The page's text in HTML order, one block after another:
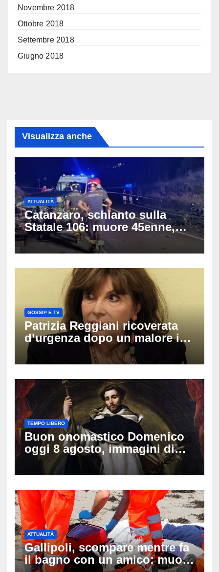
Novembre 2018
Ottobre 2018
Settembre 2018
Giugno 2018
Visualizza anche
ATTUALITÀ
Catanzaro, schianto sulla
Statale 106: muore 45enne,
coinvolti un’auto, un suv e
una moto
GOSSIP E TV
Patrizia Reggiani ricoverata
d’urgenza dopo un malore in
vacanza: come sta oggi l’ex
Lady Gucci
TEMPO LIBERO
Buon onomastico Domenico
oggi 8 agosto, immagini di
auguri da condividere
ATTUALITÀ
Gallipoli, scompare mentre fa
il bagno con un amico: muore